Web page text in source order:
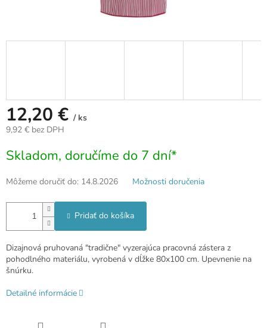
12,20 € / ks
9,92 € bez DPH
cena:
Skladom, doručíme do 7 dní*
Môžeme doručiť do: 14.8.2026 Možnosti doručenia
Pridať do košíka
Dizajnová pruhovaná "tradične" vyzerajúca pracovná zástera z
pohodlného materiálu, vyrobená v dĺžke 80x100 cm. Upevnenie na
šnúrku.
Detailné informácie